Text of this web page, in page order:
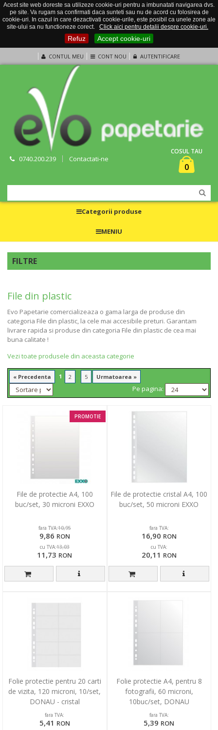
Acest site web doreste sa utilizeze cookie-uri pentru a imbunatati navigarea dvs.
pe site. Va rugam sa confirmati daca sunteti sau nu de acord cu folosirea de
cookie-uri. In cazul in care dezactivati cookie-urile, este posibil ca unele zone ale
site-ului sa nu functioneze corect.
Click aici pentru detalii despre cookie-uri.
Refuz Accept cookie-uri
CONTUL MEU CONT NOU AUTENTIFICARE
0740.200.239 Contactati-ne
COSUL TAU
0
Categorii produse
MENIU
FILTRE
File din plastic
Evo Papetarie comercializeaza o gama larga de produse din
categoria File din plastic, la cele mai accesibile preturi. Garantam
livrare rapida si produse din categoria File din plastic de cea mai
buna calitate !
Vezi toate produsele din aceasta categorie
« Precedenta 1 2 5 Urmatoarea »
Pe pagina:
PROMOTIE
File de protectie A4, 100
buc/set, 30 microni EXXO
fara TVA:10,95
9,86 RON
cu TVA:13,03
11,73 RON
File de protectie cristal A4, 100
buc/set, 50 microni EXXO
fara TVA:
16,90 RON
cu TVA:
20,11 RON
Folie protectie pentru 20 carti
de vizita, 120 microni, 10/set,
DONAU - cristal
fara TVA:
5,41 RON
Folie protectie A4, pentru 8
fotografii, 60 microni,
10buc/set, DONAU
fara TVA:
5,39 RON